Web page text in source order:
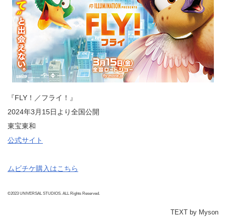
『FLY！／フライ！』
2024年3月15日より全国公開
東宝東和
公式サイト
ムビチケ購入はこちら
©2023 UNIVERSAL STUDIOS. ALL Rights Reserved.
TEXT by Myson